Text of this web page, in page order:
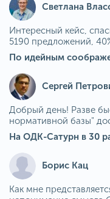
Светлана
Интересный кейс,
5190 предложений,
По идейным
Сергей
Добрый день! Разве
нормативной базы"
Борис Кац
Как мне